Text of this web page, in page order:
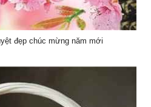
đẹp chúc mừng năm mới